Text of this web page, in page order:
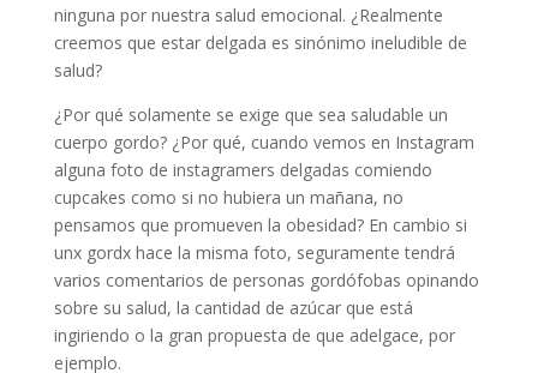
ninguna por nuestra salud emocional. ¿Realmente
creemos que estar delgada es sinónimo ineludible de
salud?
¿Por qué solamente se exige que sea saludable un
cuerpo gordo? ¿Por qué, cuando vemos en Instagram
alguna foto de instagramers delgadas comiendo
cupcakes como si no hubiera un mañana, no
pensamos que promueven la obesidad? En cambio si
unx gordx hace la misma foto, seguramente tendrá
varios comentarios de personas gordófobas opinando
sobre su salud, la cantidad de azúcar que está
ingiriendo o la gran propuesta de que adelgace, por
ejemplo.